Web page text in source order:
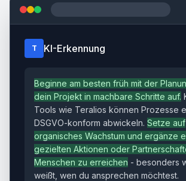
T KI-Erkennung
Beginne am besten früh mit der
dein Projekt in machbare Schritte auf.
Tools wie Teralios können Prozesse
DSGVO-konform abwickeln. Setze auf
organisches Wachstum und ergänze
gezielten Aktionen oder
Menschen zu erreichen - besonders
weißt, wen du ansprechen möchtest.